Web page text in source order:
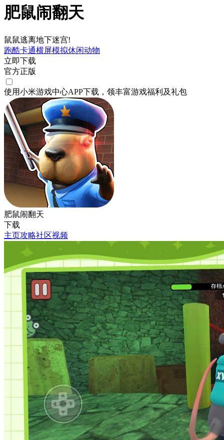
肥鼠闹翻天
鼠鼠逃离地下迷宫!
跑酷卡通横屏模拟休闲动物
立即下载
官方正版
使用小米游戏中心APP下载 ，领丰富游戏福利 及礼包
肥鼠闹翻天
下载
主页攻略社区视频